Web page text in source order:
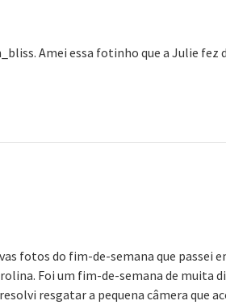
Amei essa fotinho que a Julie fez
fotos do fim-de-semana que passei
Foi um fim-de-semana de muita
resgatar a pequena câmera que